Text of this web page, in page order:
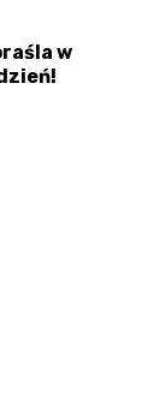
w